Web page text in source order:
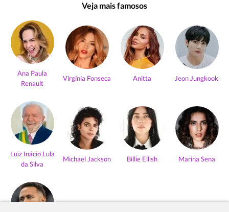
Veja mais famosos
Ana Paula
Renault
Virgínia Fonseca Anitta Jeon Jungkook
Luiz Inácio Lula
da Silva
Michael Jackson Billie Eilish Marina Sena